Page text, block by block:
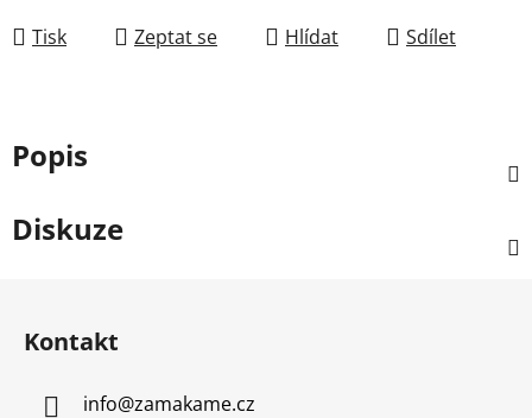
Tisk Zeptat se Hlídat Sdílet
Popis
Diskuze
Kontakt
info@zamakame.cz